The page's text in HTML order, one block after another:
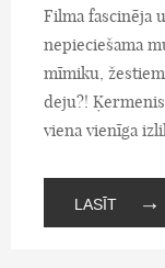
Filma fascinēja
nepieciešama
mīmiku,
deju?!
viena vienīga
LASĪT →